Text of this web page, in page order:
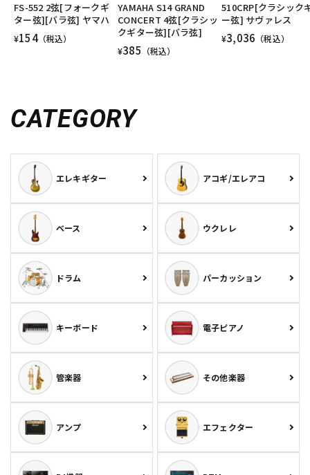
FS-552 2弦[フォークギ
ター弦][バラ弦] ヤマハ
¥154（税込）
YAMAHA S14 GRAND
CONCERT 4弦[クラシッ
クギター弦][バラ弦]
¥385 （税込）
510CRP[クラシック
ー弦] サヴァレス
¥3,036 （税込）
CATEGORY
エレキギター アコギ/エレアコ
ベース ウクレレ
ドラム パーカッション
キーボード 電子ピアノ
管楽器 その他楽器
アンプ エフェクター